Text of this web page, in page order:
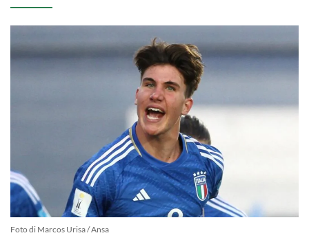
Foto di Marcos Urisa / Ansa